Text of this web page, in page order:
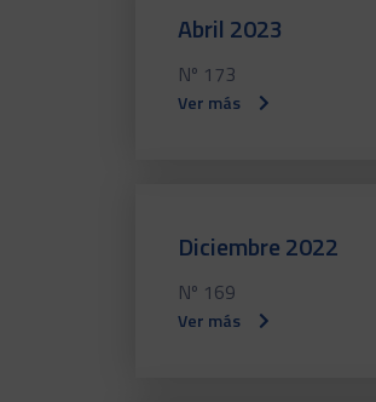
Abril 2023
Nº 173
Ver más
Diciembre 2022
Nº 169
Ver más